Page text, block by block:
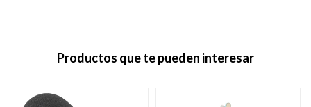
Productos que te pueden interesar